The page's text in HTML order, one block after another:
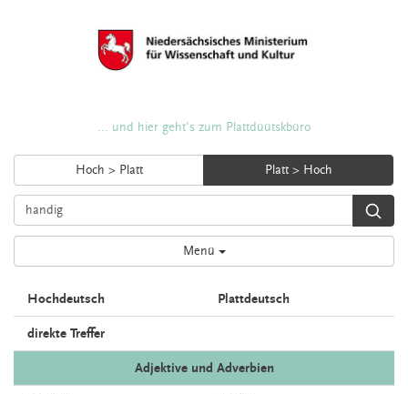
... und hier geht's zum Plattdüütskbüro
Hoch > Platt Platt > Hoch
Menü
Hochdeutsch Plattdeutsch
direkte Treffer
Adjektive und Adverbien